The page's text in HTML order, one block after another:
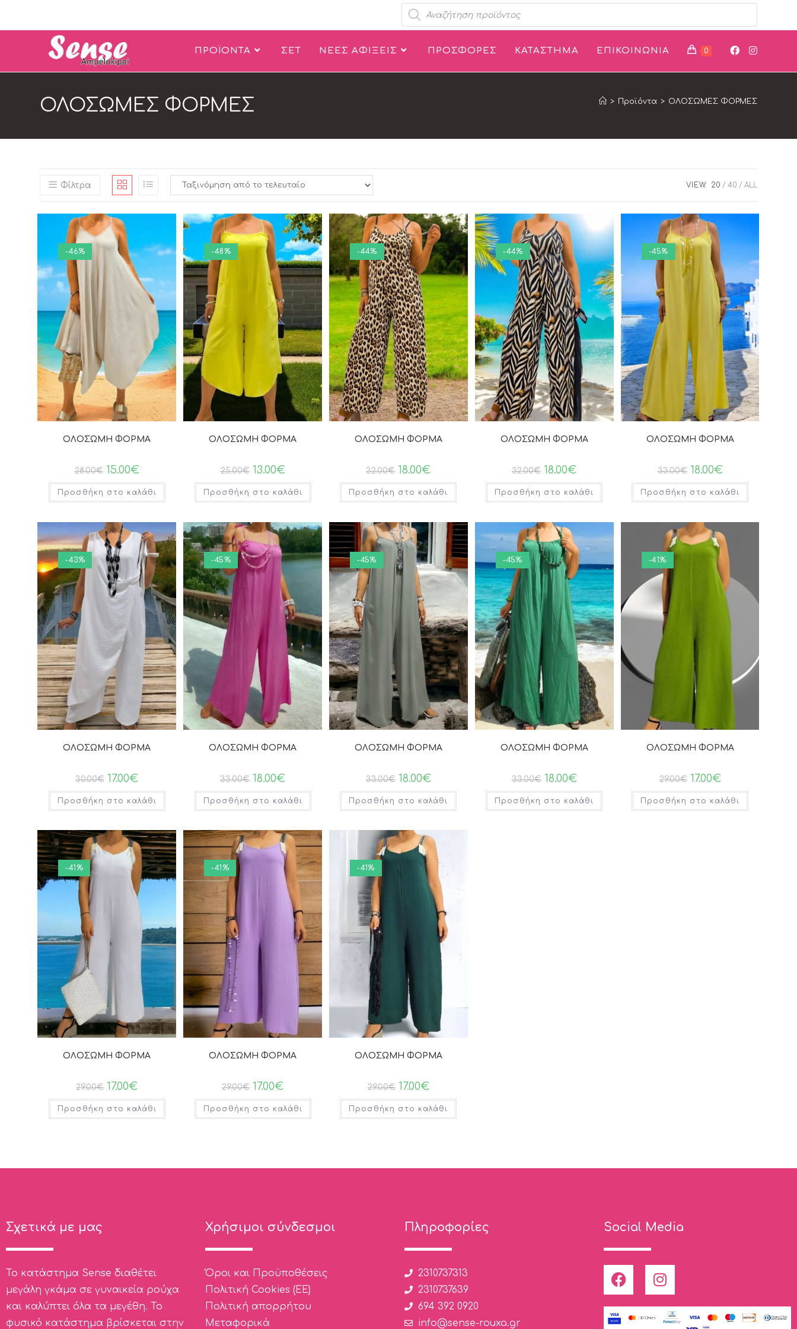
ΠΡΟΪΟΝΤΑ ΣΕΤ ΝΕΕΣ ΑΦΙΞΕΙΣ ΠΡΟΣΦΟΡΕΣ ΚΑΤΑΣΤΗΜΑ ΕΠΙΚΟΙΝΩΝΙΑ 0
ΟΛΟΣΩΜΕΣ ΦΟΡΜΕΣ > Προϊόντα > ΟΛΟΣΩΜΕΣ ΦΟΡΜΕΣ
Φίλτρα VIEW: 20 40 ALL
-46%
ΟΛΟΣΩΜΗ ΦΟΡΜΑ
28.00€ 15.00€
Προσθήκη στο καλάθι
-48%
ΟΛΟΣΩΜΗ ΦΟΡΜΑ
25.00€ 13.00€
Προσθήκη στο καλάθι
-44%
ΟΛΟΣΩΜΗ ΦΟΡΜΑ
32.00€ 18.00€
Προσθήκη στο καλάθι
-44%
ΟΛΟΣΩΜΗ ΦΟΡΜΑ
32.00€ 18.00€
Προσθήκη στο καλάθι
-45%
ΟΛΟΣΩΜΗ ΦΟΡΜΑ
33.00€ 18.00€
Προσθήκη στο καλάθι
-43%
ΟΛΟΣΩΜΗ ΦΟΡΜΑ
30.00€ 17.00€
Προσθήκη στο καλάθι
-45%
ΟΛΟΣΩΜΗ ΦΟΡΜΑ
33.00€ 18.00€
Προσθήκη στο καλάθι
-45%
ΟΛΟΣΩΜΗ ΦΟΡΜΑ
33.00€ 18.00€
Προσθήκη στο καλάθι
-45%
ΟΛΟΣΩΜΗ ΦΟΡΜΑ
33.00€ 18.00€
Προσθήκη στο καλάθι
-41%
ΟΛΟΣΩΜΗ ΦΟΡΜΑ
29.00€ 17.00€
Προσθήκη στο καλάθι
-41%
ΟΛΟΣΩΜΗ ΦΟΡΜΑ
29.00€ 17.00€
Προσθήκη στο καλάθι
-41%
ΟΛΟΣΩΜΗ ΦΟΡΜΑ
29.00€ 17.00€
Προσθήκη στο καλάθι
-41%
ΟΛΟΣΩΜΗ ΦΟΡΜΑ
29.00€ 17.00€
Προσθήκη στο καλάθι
Σχετικά με μας
Το κατάστημα Sense διαθέτει
μεγάλη γκάμα σε γυναικεία ρούχα
και καλύπτει όλα τα μεγέθη. Το
φυσικό κατάστημα βρίσκεται στην
Χρήσιμοι σύνδεσμοι
Όροι και Προϋποθέσεις
Πολιτική Cookies (ΕΕ)
Πολιτική απορρήτου
Μεταφορικά
Πληροφορίες
2310737313
2310737639
694 392 0920
info@sense-rouxa.gr
Social Media